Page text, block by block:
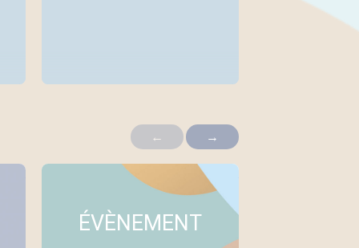
← →
Voir cette news
ÉVÈNEMENT
Voir cette news